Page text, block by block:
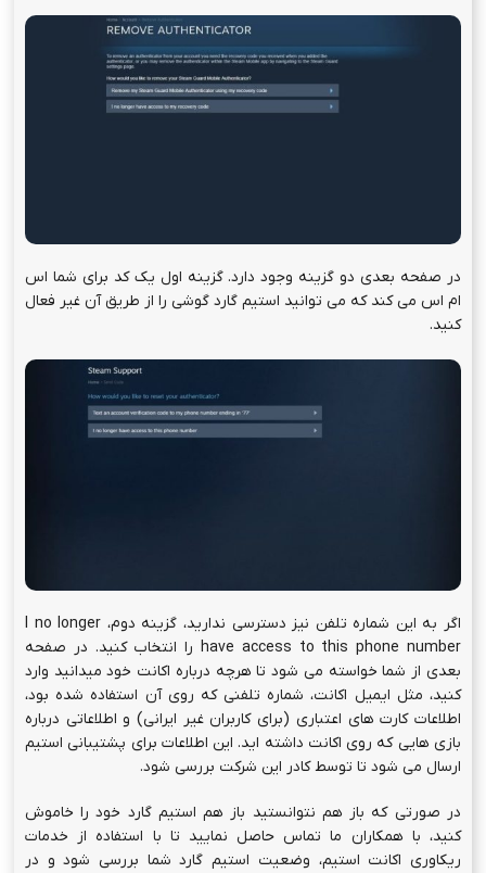
در صفحه بعدی دو گزینه وجود دارد. گزینه اول یک کد برای شما اس
ام اس می کند که می توانید استیم گارد گوشی را از طریق آن غیر فعال
کنید.
اگر به این شماره تلفن نیز دسترسی ندارید، گزینه دوم، I no longer
have access to this phone number را انتخاب کنید. در صفحه
بعدی از شما خواسته می شود تا هرچه درباره اکانت خود میدانید وارد
کنید، مثل ایمیل اکانت، شماره تلفنی که روی آن استفاده شده بود،
اطلاعات کارت های اعتباری (برای کاربران غیر ایرانی) و اطلاعاتی درباره
بازی هایی که روی اکانت داشته اید. این اطلاعات برای پشتیبانی استیم
ارسال می شود تا توسط کادر این شرکت بررسی شود.
در صورتی که باز هم نتوانستید باز هم استیم گارد خود را خاموش
کنید، با همکاران ما تماس حاصل نمایید تا با استفاده از خدمات
ریکاوری اکانت استیم، وضعیت استیم گارد شما بررسی شود و در